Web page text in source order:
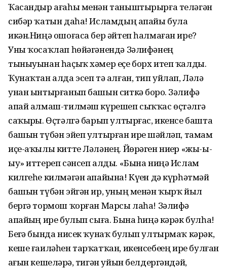
Ҡасандыр ағаһы менән таныштырырға теләгән
сибәр ҡатын даһа! Исламдың апайы була
икән.Ниңә ошоғаса бер әйтеп һалмаған ире?
Уны ҡосаҡлап һөйәгәнендә Зәлифәнең
тыныуынан һаҫыҡ хәмер еҫе борх итеп ҡалды.
Ҡунаҡтан алда эсеп тә алған, тип уйлап, Ләлә
унан ынтырғанып башын ситкә борҙо. Зәлифә
апай алмаш-тилмәш күрешеп сыҡҡас өҫтәлгә
саҡырҙы. Өҫтәлгә барып ултырғас, икенсе башта
башын түбән эйеп ултырған ирҙе шәйләп, тамам
иҫе-аҡылы китте Ләләнең. Йөрәген ниҙер «жы-ы-
ыу» иттереп сәнсеп алды. «Бына ниңә Ислам
килгеһе килмәгән апайына! Күҙен дә күрһәтмәй
башын түбән эйгән ир, уның менән ҡырҡ йыл
бергә тормош ҡорған Марсы лаһа! Зәлифә
апайҙың ире булып сыға. Бына һиңә кәрәк булһа!
Беҙгә бында нисек ҡунаҡ булып ултырмаҡ кәрәк,
кеше ғаиләһен тарҡатҡан, икенсебеҙҙең ире булған
аҙғын кешеләрҙә, тигән уйын белдергәндәй,